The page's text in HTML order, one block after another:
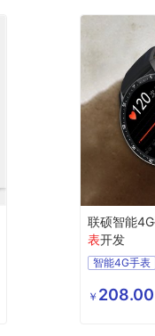
联硕智能
表开发
智能4G手表
健康智能运动
￥ 208.00